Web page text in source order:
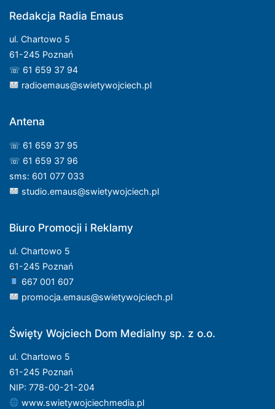
Redakcja Radia Emaus
ul. Chartowo 5
61-245 Poznań
☏ 61 659 37 94
radioemaus@swietywojciech.pl
Antena
☏ 61 659 37 95
☏ 61 659 37 96
sms: 601 077 033
studio.emaus@swietywojciech.pl
Biuro Promocji i Reklamy
ul. Chartowo 5
61-245 Poznań
667 001 607
promocja.emaus@swietywojciech.pl
Święty Wojciech Dom Medialny sp. z o.o.
ul. Chartowo 5
61-245 Poznań
NIP: 778-00-21-204
www.swietywojciechmedia.pl